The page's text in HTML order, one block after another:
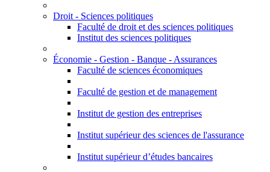
Droit - Sciences politiques
Faculté de droit et des sciences politiques
Institut des sciences politiques
Économie - Gestion - Banque - Assurances
Faculté de sciences économiques
Faculté de gestion et de management
Institut de gestion des entreprises
Institut supérieur des sciences de l'assurance
Institut supérieur d’études bancaires